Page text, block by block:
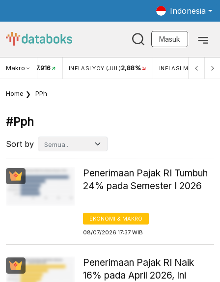
Indonesia
Masuk
Makro
USD/IDR 17.916 INFLASI YOY (JUL)2,88% INFLASI MOM (JUL)
Home PPh
#pph
Sort by
Penerimaan Pajak RI Tumbuh
24% pada Semester I 2026
EKONOMI & MAKRO
08/07/2026 17:37 WIB
Penerimaan Pajak RI Naik
16% pada April 2026, Ini